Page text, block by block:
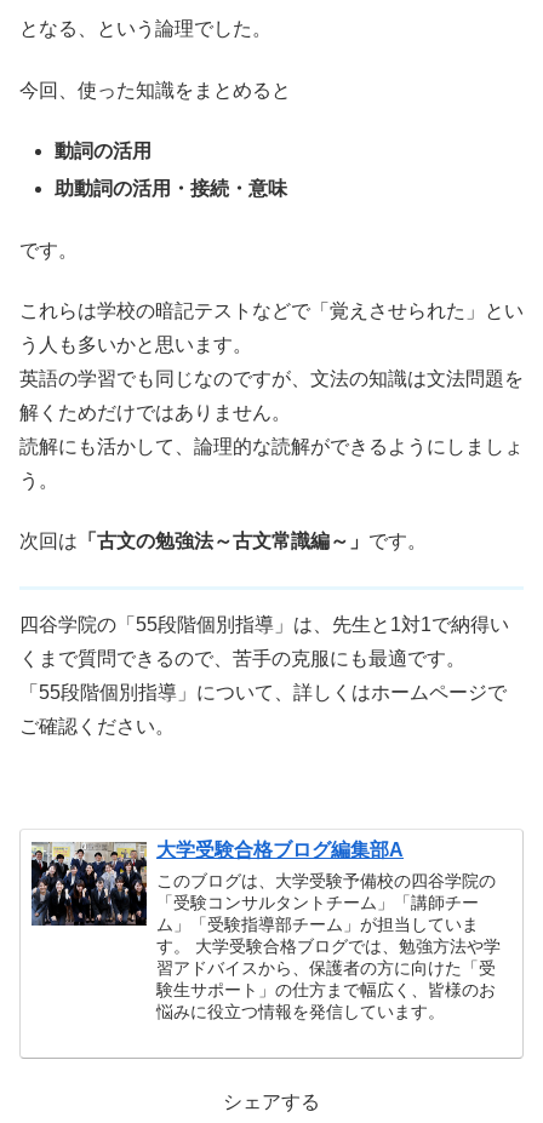
となる、という論理でした。
今回、使った知識をまとめると
動詞の活用
助動詞の活用・接続・意味
です。
これらは学校の暗記テストなどで「覚えさせられた」とい
う人も多いかと思います。
英語の学習でも同じなのですが、文法の知識は文法問題を
解くためだけではありません。
読解にも活かして、論理的な読解ができるようにしましょ
う。
次回は 「古文の勉強法～古文常識編～」 です。
四谷学院の「55段階個別指導」は、先生と1対1で納得い
くまで質問できるので、苦手の克服にも最適です。
「55段階個別指導」について、詳しくはホームページで
ご確認ください。
大学受験合格ブログ編集部A
このブログは、大学受験予備校の四谷学院の
「受験コンサルタントチーム」「講師チー
ム」「受験指導部チーム」が担当していま
す。 大学受験合格ブログでは、勉強方法や学
習アドバイスから、保護者の方に向けた「受
験生サポート」の仕方まで幅広く、皆様のお
悩みに役立つ情報を発信しています。
シェアする